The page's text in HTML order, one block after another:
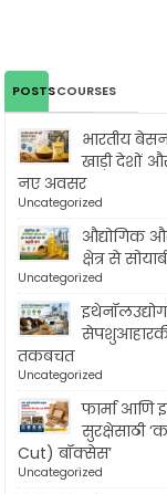
POSTSCOURSES
भारतीय
खाड़ी देशों
नए अवसर
Uncategorized
औद्योगिक
क्षेत्र से
Uncategorized
तकबचत
Uncategorized
फार्मा आणि
सुरक्षेसाठी
Cut) बॉक्सेस’
Uncategorized